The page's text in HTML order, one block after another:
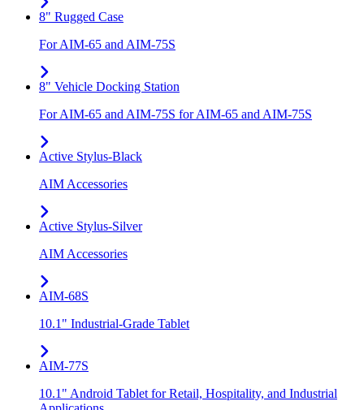
8" Rugged Case
For AIM-65 and AIM-75S
8" Vehicle Docking Station
For AIM-65 and AIM-75S for AIM-65 and AIM-75S
Active Stylus-Black
AIM Accessories
Active Stylus-Silver
AIM Accessories
AIM-68S
10.1" Industrial-Grade Tablet
AIM-77S
10.1" Android Tablet for Retail, Hospitality, and Industrial